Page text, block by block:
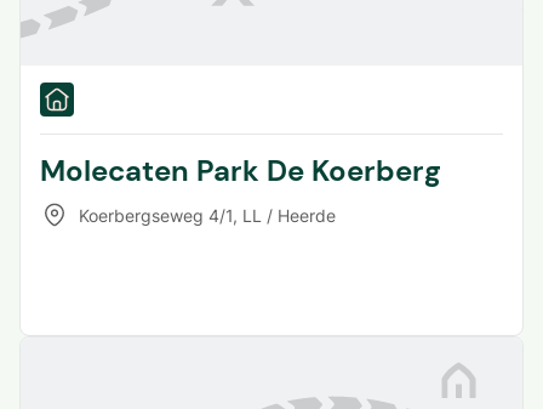
Molecaten Park De Koerberg
Koerbergseweg 4/1, LL / Heerde